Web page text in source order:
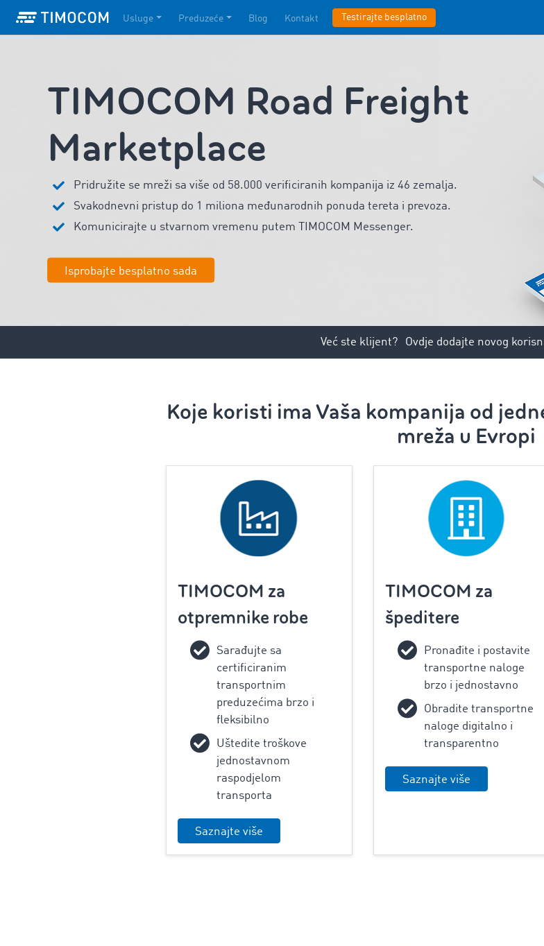
Usluge Preduzeće Blog Kontakt Testirajte besplatno
TIMOCOM Road Freight
Marketplace
Pridružite se mreži sa više od 58.000 verificiranih kompanija iz 46 zemalja.
Svakodnevni pristup do 1 miliona međunarodnih ponuda tereta i prevoza.
Komunicirajte u stvarnom vremenu putem TIMOCOM Messenger.
Isprobajte besplatno sada
Već ste klijent? Ovdje dodajte novog
Koje koristi ima Vaša kompanija od
mreža u Evropi
TIMOCOM za
otpremnike robe
‌Sarađujte sa
certificiranim
transportnim
preduzećima brzo i
fleksibilno
Uštedite troškove
jednostavnom
raspodjelom
transporta
Saznajte više
TIMOCOM za
špeditere
‌Pronađite i postavite
transportne naloge
brzo i jednostavno
Obradite transportne
naloge digitalno i
transparentno
Saznajte više